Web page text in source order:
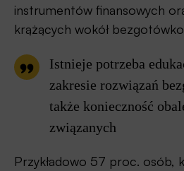
instrumentów finansowych
krążących wokół
Istnieje potrzeba
zakresie rozwiązań
także konieczność
związanych
Przykładowo 57 proc. osób,